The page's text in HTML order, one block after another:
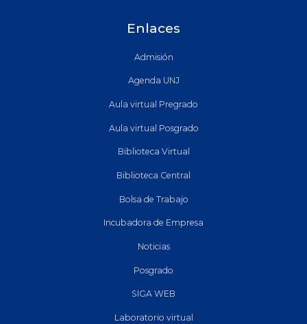
Enlaces
Admisión
Agenda UNJ
Aula virtual Pregrado
Aula virtual Posgrado
Biblioteca Virtual
Biblioteca Central
Bolsa de Trabajo
Incubadora de Empresa
Noticias
Posgrado
SIGA WEB
Laboratorio virtual